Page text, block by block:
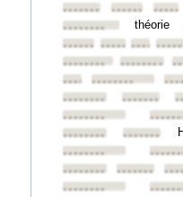
••••••••
••••••••
••••••••
••••••••••••••••••••••••
••••••••
••••••••
••••••••••••••••
••••••••
••••••••
••••••••
••••••••
••••••••
••••••••
••••••••
••••••••
••••••••